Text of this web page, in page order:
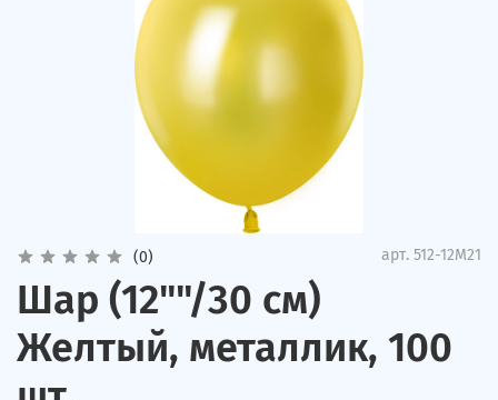
(0) арт. 512-12M21
Шар (12""/30 см)
Желтый, металлик, 100